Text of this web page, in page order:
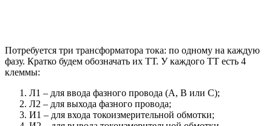
Потребуется три трансформатора тока: по одному на каждую
фазу. Кратко будем обозначать их ТТ. У каждого ТТ есть 4
клеммы:
Л1 – для ввода фазного провода (А, В или С);
Л2 – для выхода фазного провода;
И1 – для входа токоизмерительной обмотки;